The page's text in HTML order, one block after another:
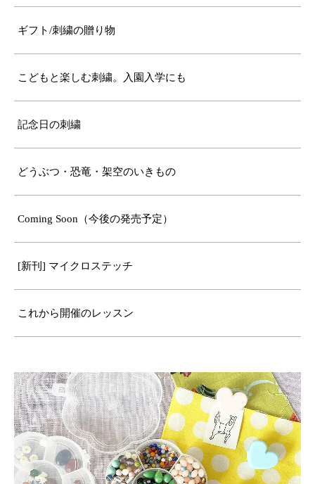
ギフト/刺繍の贈り物
こどもと楽しむ刺繍。入園入学にも
記念日の刺繍
どうぶつ・恐竜・架空のいきもの
Coming Soon（今後の発売予定）
[新刊] マイクロステッチ
これから開催のレッスン